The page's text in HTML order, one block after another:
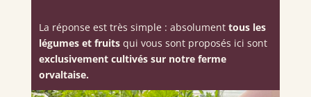
La réponse est très simple : absolument tous les
légumes et fruitsqui vous sont proposés ici sont
exclusivement cultivés sur notre ferme
orvaltaise.